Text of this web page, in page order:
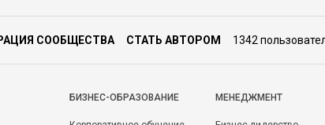
СООБЩЕСТВА СТАТЬ АВТОРОМ 1342
БИЗНЕС-ОБРАЗОВАНИЕ МЕНЕДЖМЕНТ